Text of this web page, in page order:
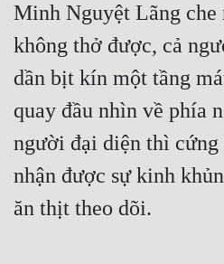
Minh Nguyệt Lãng che
không thở được, cả
dần bịt kín một tầng
quay đầu nhìn về phía
người đại diện thì
nhận được sự kinh
ăn thịt theo dõi.